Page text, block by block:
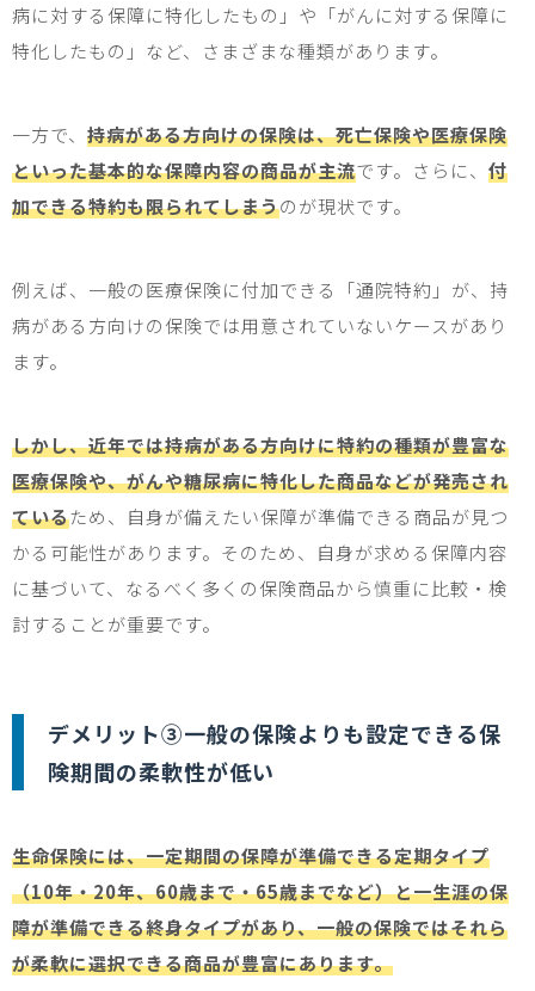
病に対する保障に特化したもの」や「がんに対する保障に
特化したもの」など、さまざまな種類があります。
一方で、 持病がある方向けの保険は、死亡保険や医療保険
といった基本的な保障内容の商品が主流です。さらに、 付
加できる特約も限られてしまうのが現状です。
例えば、一般の医療保険に付加できる「通院特約」が、持
病がある方向けの保険では用意されていないケースがあり
ます。
しかし、近年では持病がある方向けに特約の種類が豊富な
医療保険や、がんや糖尿病に特化した商品などが発売され
ているため、自身が備えたい保障が準備できる商品が見つ
かる可能性があります。そのため、自身が求める保障内容
に基づいて、なるべく多くの保険商品から慎重に比較・検
討することが重要です。
デメリット③一般の保険よりも設定できる保
険期間の柔軟性が低い
生命保険には、一定期間の保障が準備できる定期タイプ
（10年・20年、60歳まで・65歳までなど）と一生涯の保
障が準備できる終身タイプがあり、一般の保険ではそれら
が柔軟に選択できる商品が豊富にあります。